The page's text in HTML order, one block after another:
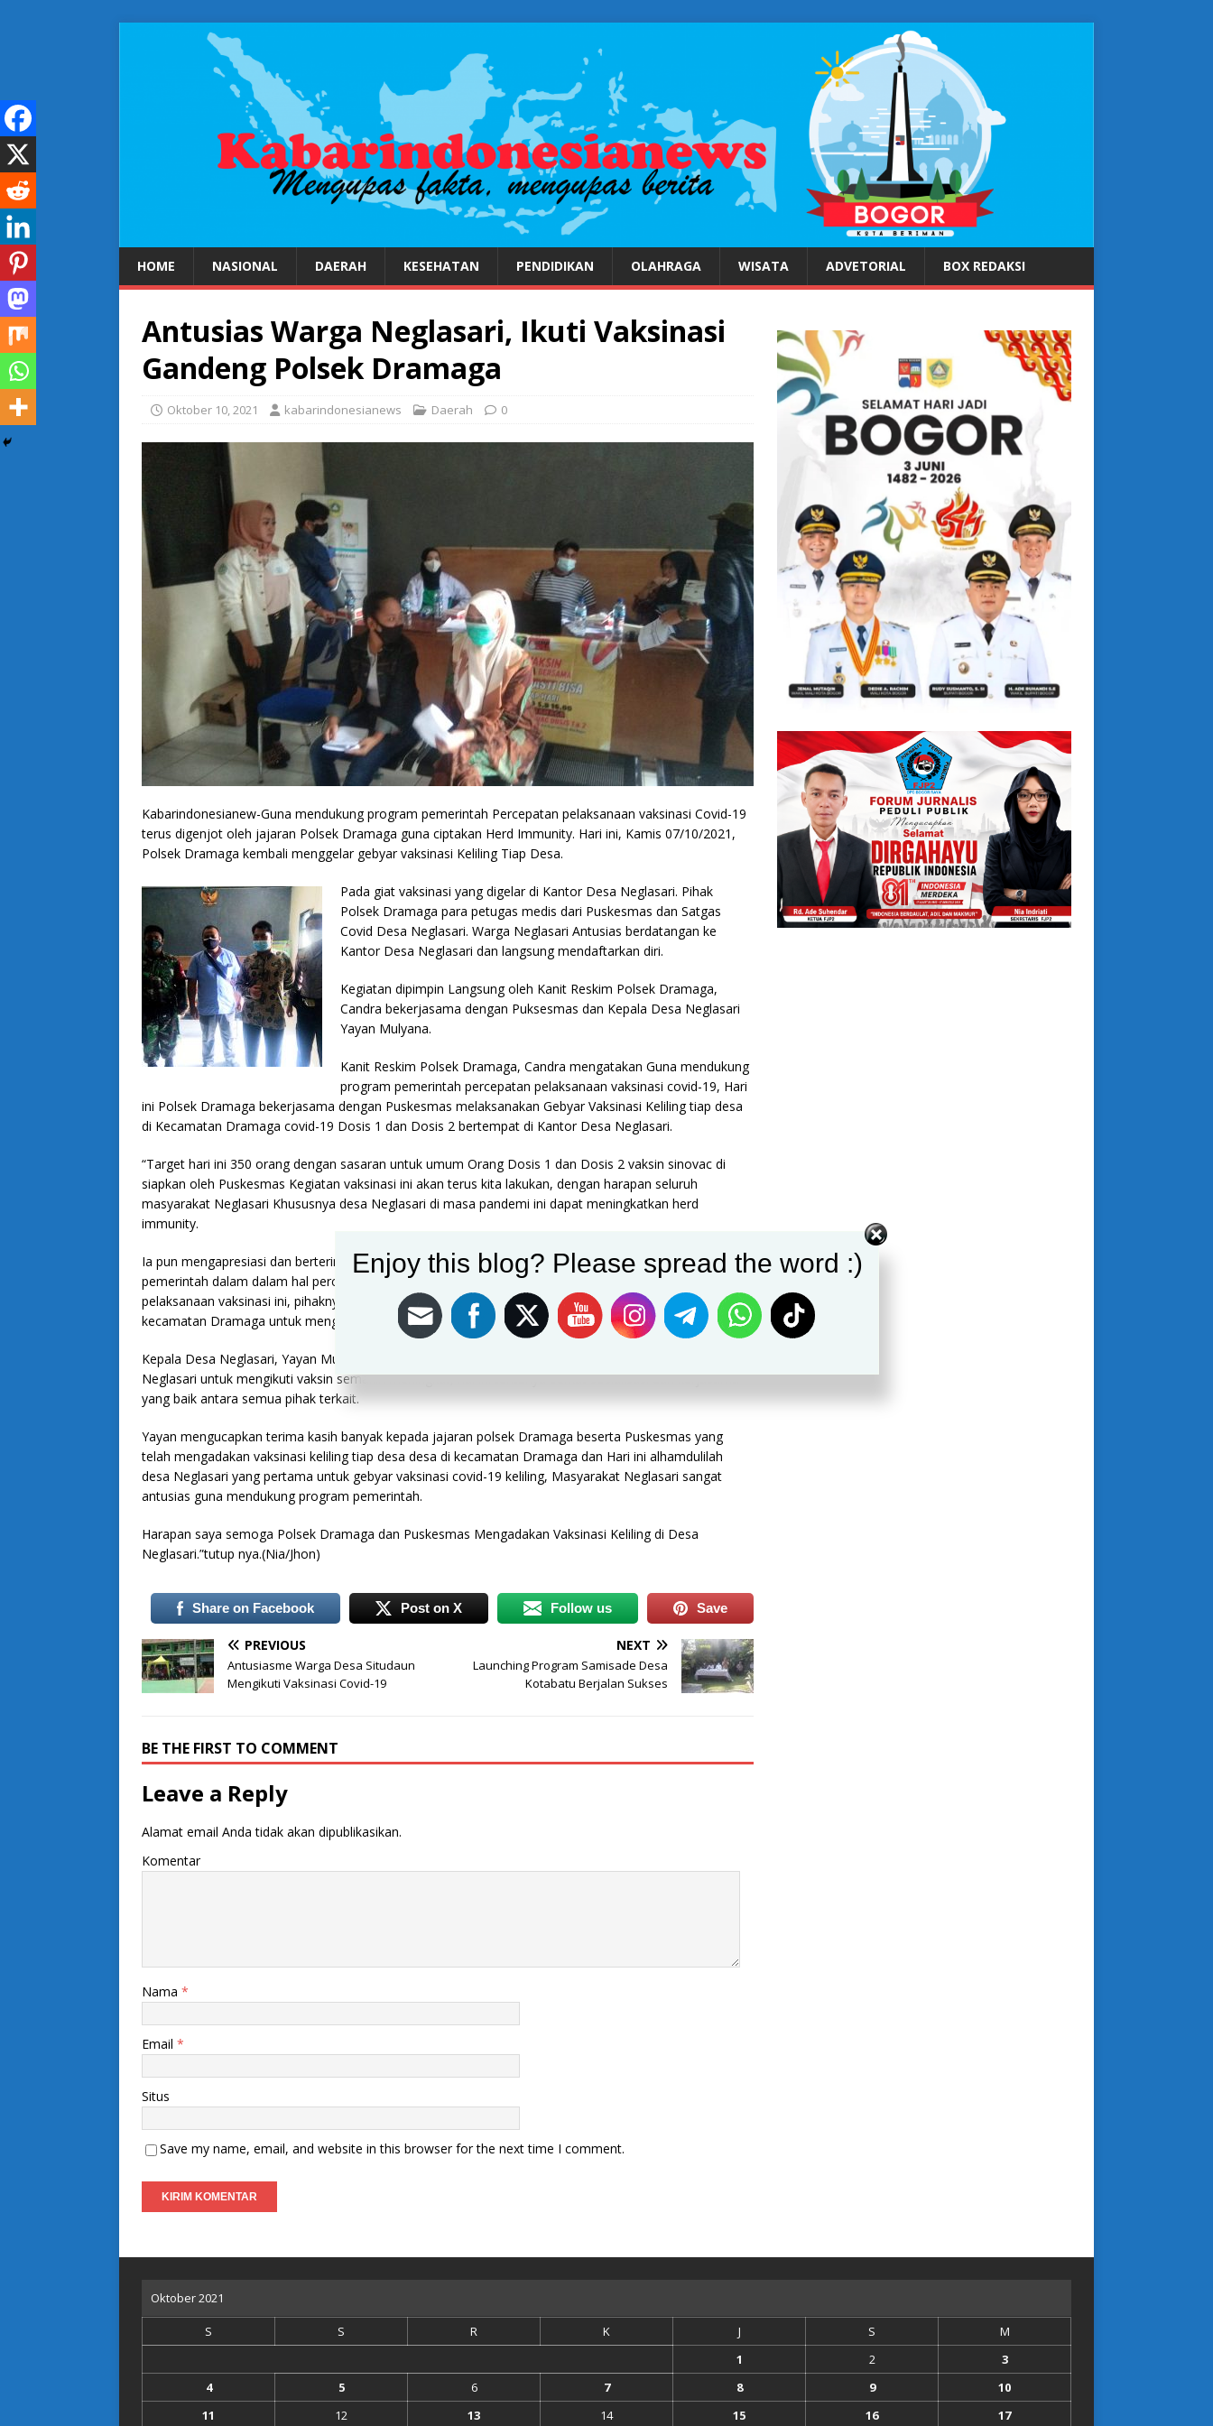
HOME NASIONAL DAERAH KESEHATAN PENDIDIKAN OLAHRAGA WISATA ADVETORIAL BOX REDAKSI
Antusias Warga Neglasari, Ikuti Vaksinasi
Gandeng Polsek Dramaga
Oktober 10, 2021 kabarindonesianews Daerah 0
Kabarindonesianew-Guna mendukung program pemerintah Percepatan pelaksanaan vaksinasi Covid-19
terus digenjot oleh jajaran Polsek Dramaga guna ciptakan Herd Immunity. Hari ini, Kamis 07/10/2021,
Polsek Dramaga kembali menggelar gebyar vaksinasi Keliling Tiap Desa.
Pada giat vaksinasi yang digelar di Kantor Desa Neglasari. Pihak
Polsek Dramaga para petugas medis dari Puskesmas dan Satgas
Covid Desa Neglasari. Warga Neglasari Antusias berdatangan ke
Kantor Desa Neglasari dan langsung mendaftarkan diri.
Kegiatan dipimpin Langsung oleh Kanit Reskim Polsek Dramaga,
Candra bekerjasama dengan Puksesmas dan Kepala Desa Neglasari
Yayan Mulyana.
Kanit Reskim Polsek Dramaga, Candra mengatakan Guna mendukung
program pemerintah percepatan pelaksanaan vaksinasi covid-19, Hari
ini Polsek Dramaga bekerjasama dengan Puskesmas melaksanakan Gebyar Vaksinasi Keliling tiap desa
di Kecamatan Dramaga covid-19 Dosis 1 dan Dosis 2 bertempat di Kantor Desa Neglasari.
“Target hari ini 350 orang dengan sasaran untuk umum Orang Dosis 1 dan Dosis 2 vaksin sinovac di
siapkan oleh Puskesmas Kegiatan vaksinasi ini akan terus kita lakukan, dengan harapan seluruh
masyarakat Neglasari Khususnya desa Neglasari di masa pandemi ini dapat meningkatkan herd
immunity.
Ia pun mengapresiasi dan berterimakasih kepada warga masyarakat Neglasari terhadap ketentuan
pemerintah dalam dalam hal percepatan vaksinasi Covid-19 ini. Sebelumnya, kata Kapolsek, dalam
pelaksanaan vaksinasi ini, pihaknya pun sudah menyasar seluruh kalangan masyarakat wilayah
kecamatan Dramaga untuk menggelar Vaksinasi keliling tiap desa.
Kepala Desa Neglasari, Yayan Mulyana mengatakan Kesadaran dan antusias warga masyarakat Desa
Neglasari untuk mengikuti vaksin semakin meningkat, hal ini tentunya berkat sosialisasi dan kerjasama
yang baik antara semua pihak terkait.
Yayan mengucapkan terima kasih banyak kepada jajaran polsek Dramaga beserta Puskesmas yang
telah mengadakan vaksinasi keliling tiap desa desa di kecamatan Dramaga dan Hari ini alhamdulilah
desa Neglasari yang pertama untuk gebyar vaksinasi covid-19 keliling, Masyarakat Neglasari sangat
antusias guna mendukung program pemerintah.
Harapan saya semoga Polsek Dramaga dan Puskesmas Mengadakan Vaksinasi Keliling di Desa
Neglasari.”tutup nya.(Nia/Jhon)
Share on Facebook Post on X Follow us Save
PREVIOUS
Antusiasme Warga Desa Situdaun
Mengikuti Vaksinasi Covid-19
NEXT
Launching Program Samisade Desa
Kotabatu Berjalan Sukses
BE THE FIRST TO COMMENT
Leave a Reply
Alamat email Anda tidak akan dipublikasikan.
Komentar
Nama *
Email *
Situs
Save my name, email, and website in this browser for the next time I comment.
Oktober 2021
S S R K J S
M
1
2
3
4
5 6 7 8 9
10
11
12 13 14 15 16 17
Enjoy this blog? Please spread the word :)